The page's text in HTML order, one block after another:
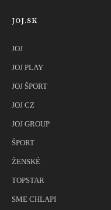
JOJ.SK
JOJ
JOJ PLAY
JOJ ŠPORT
JOJ CZ
JOJ GROUP
ŠPORT
ŽENSKÉ
TOPSTAR
SME CHLAPI